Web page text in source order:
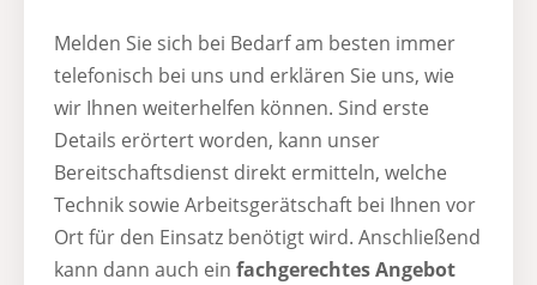
Melden Sie sich bei Bedarf am besten immer
telefonisch bei uns und erklären Sie uns, wie
wir Ihnen weiterhelfen können. Sind erste
Details erörtert worden, kann unser
Bereitschaftsdienst direkt ermitteln, welche
Technik sowie Arbeitsgerätschaft bei Ihnen vor
Ort für den Einsatz benötigt wird. Anschließend
kann dann auch ein fachgerechtes Angebot